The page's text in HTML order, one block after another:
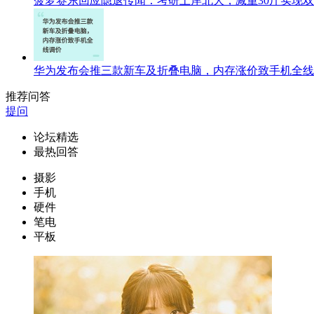
华为发布会推三款新车及折叠电脑，内存涨价致手机全
推荐问答
提问
论坛精选
最热回答
摄影
手机
硬件
笔电
平板